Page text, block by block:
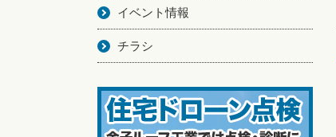
イベント情報
チラシ